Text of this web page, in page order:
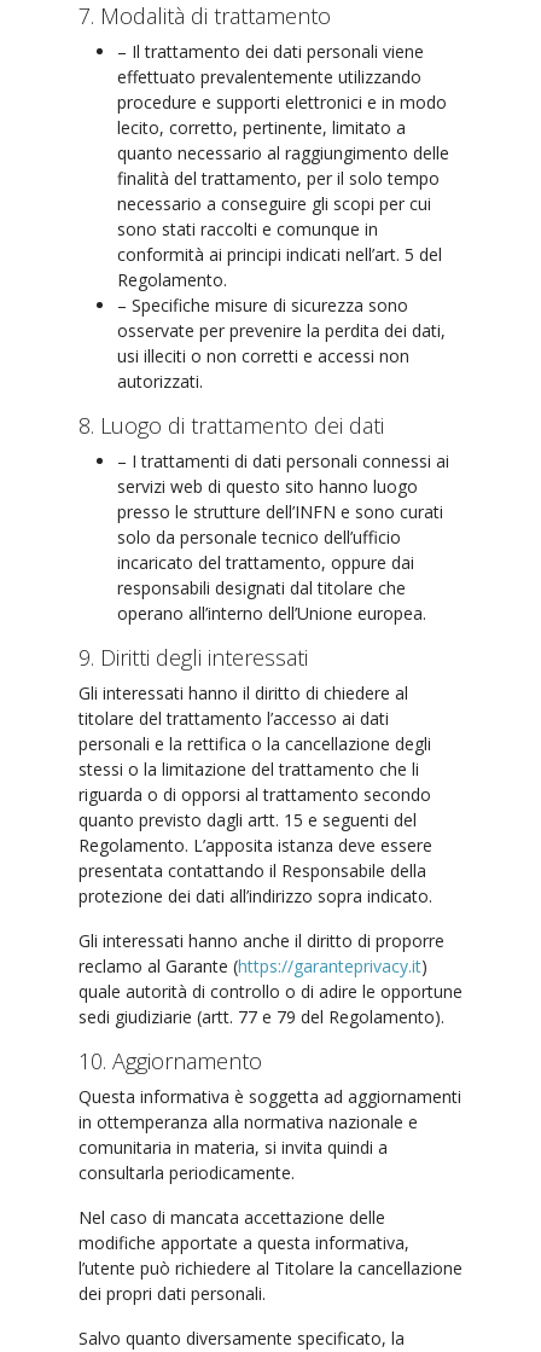
7. Modalità di trattamento
– Il trattamento dei dati personali viene
effettuato prevalentemente utilizzando
procedure e supporti elettronici e in modo
lecito, corretto, pertinente, limitato a
quanto necessario al raggiungimento delle
finalità del trattamento, per il solo tempo
necessario a conseguire gli scopi per cui
sono stati raccolti e comunque in
conformità ai principi indicati nell’art. 5 del
Regolamento.
– Specifiche misure di sicurezza sono
osservate per prevenire la perdita dei dati,
usi illeciti o non corretti e accessi non
autorizzati.
8. Luogo di trattamento dei dati
– I trattamenti di dati personali connessi ai
servizi web di questo sito hanno luogo
presso le strutture dell’INFN e sono curati
solo da personale tecnico dell’ufficio
incaricato del trattamento, oppure dai
responsabili designati dal titolare che
operano all’interno dell’Unione europea.
9. Diritti degli interessati
Gli interessati hanno il diritto di chiedere al
titolare del trattamento l’accesso ai dati
personali e la rettifica o la cancellazione degli
stessi o la limitazione del trattamento che li
riguarda o di opporsi al trattamento secondo
quanto previsto dagli artt. 15 e seguenti del
Regolamento. L’apposita istanza deve essere
presentata contattando il Responsabile della
protezione dei dati all’indirizzo sopra indicato.
Gli interessati hanno anche il diritto di proporre
reclamo al Garante (https://garanteprivacy.it)
quale autorità di controllo o di adire le opportune
sedi giudiziarie (artt. 77 e 79 del Regolamento).
10. Aggiornamento
Questa informativa è soggetta ad aggiornamenti
in ottemperanza alla normativa nazionale e
comunitaria in materia, si invita quindi a
consultarla periodicamente.
Nel caso di mancata accettazione delle
modifiche apportate a questa informativa,
l’utente può richiedere al Titolare la cancellazione
dei propri dati personali.
Salvo quanto diversamente specificato, la